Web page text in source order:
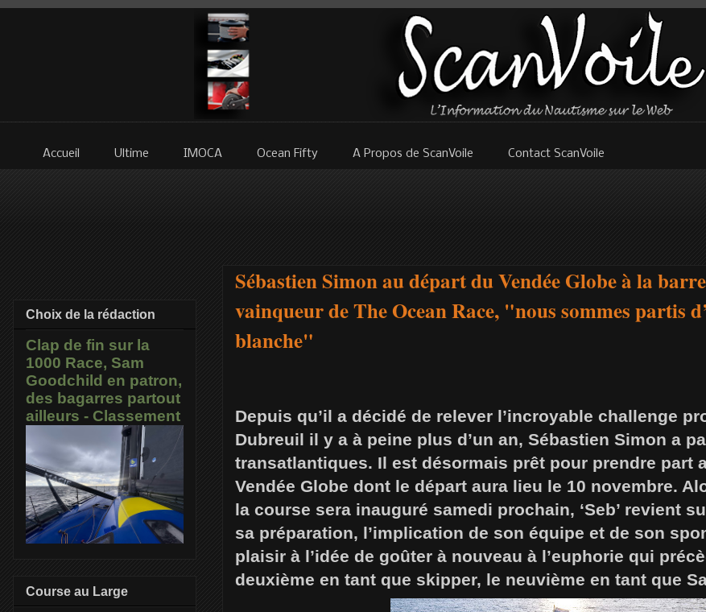
Accueil Ultime IMOCA Ocean Fifty A Propos de ScanVoile Contact ScanVoile
Sébastien Simon au départ du Vendée Globe à la
vainqueur de The Ocean Race, "nous sommes partis
blanche"
Depuis qu’il a décidé de relever l’incroyable challenge
Dubreuil il y a à peine plus d’un an, Sébastien Simon a
transatlantiques. Il est désormais prêt pour prendre part
Vendée Globe dont le départ aura lieu le 10 novembre.
la course sera inauguré samedi prochain, ‘Seb’ revient
sa préparation, l’implication de son équipe et de son
plaisir à l’idée de goûter à nouveau à l’euphorie qui
deuxième en tant que skipper, le neuvième en tant que
Choix de la rédaction
Clap de fin sur la
1000 Race, Sam
Goodchild en patron,
des bagarres partout
ailleurs - Classement
Course au Large